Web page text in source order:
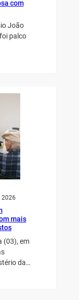
com
João
palco
2026
mais
(03), em
da…